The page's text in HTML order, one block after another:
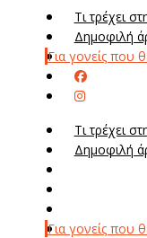
Τι τρέχει
Δημοφιλή
Για γονείς που
Τι τρέχει
Δημοφιλή
Για γονείς που